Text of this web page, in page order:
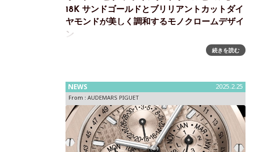
18K サンドゴールドとブリリアントカットダイ
ヤモンドが美しく調和するモノクロームデザイ
ン
CODE 11.59 バイ オーデマ ピゲよりフライング トゥール
トと共に歴史を刻んできました。情熱と自由な精神を原
動力に、世代
続きを読む
NEWS 2025.2.25
From : AUDEMARS PIGUET